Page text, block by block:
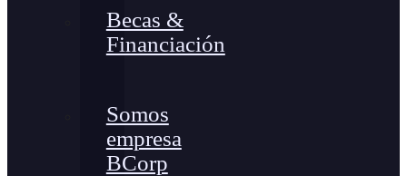
Becas &
Financiación
Somos
empresa
BCorp